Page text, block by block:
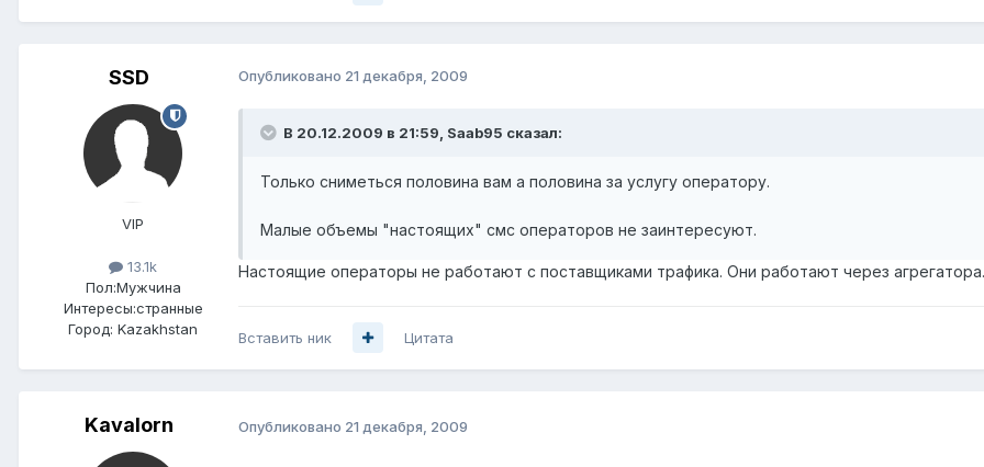
SSD
VIP
13.1k
Пол:Мужчина
Интересы:странные
Город: Kazakhstan
Опубликовано 21 декабря, 2009
В 20.12.2009 в 21:59, Saab95 сказал:
Только сниметься половина вам а половина за услугу оператору.
Малые объемы "настоящих" смс операторов не заинтересуют.
Настоящие операторы не работают с поставщиками трафика. Они работают через агрегатора.
Вставить ник Цитата
Kavalorn Опубликовано 21 декабря, 2009